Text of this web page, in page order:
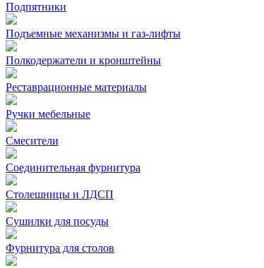
Подпятники
Подъемные механизмы и газ-лифты
Полкодержатели и кронштейны
Реставрационные материалы
Ручки мебельные
Смесители
Соединительная фурнитура
Столешницы и ЛДСП
Сушилки для посуды
Фурнитура для столов